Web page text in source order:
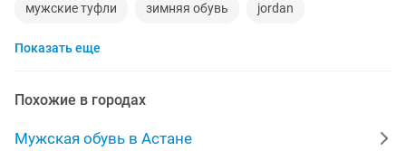
мужские туфли зимняя обувь jordan
сапоги новые
тапочки сапоги резиновые
Показать еще
Похожие в городах
Мужская обувь в Астане